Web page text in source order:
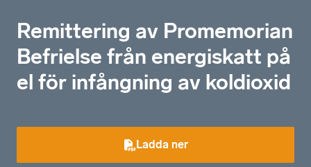
Remittering av Promemorian
Befrielse från energiskatt på
el för infångning av koldioxid
Ladda ner